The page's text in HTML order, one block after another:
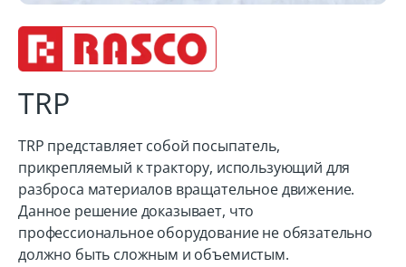
TRP
TRP представляет собой посыпатель,
прикрепляемый к трактору, использующий для
разброса материалов вращательное движение.
Данное решение доказывает, что
профессиональное оборудование не обязательно
должно быть сложным и объемистым.